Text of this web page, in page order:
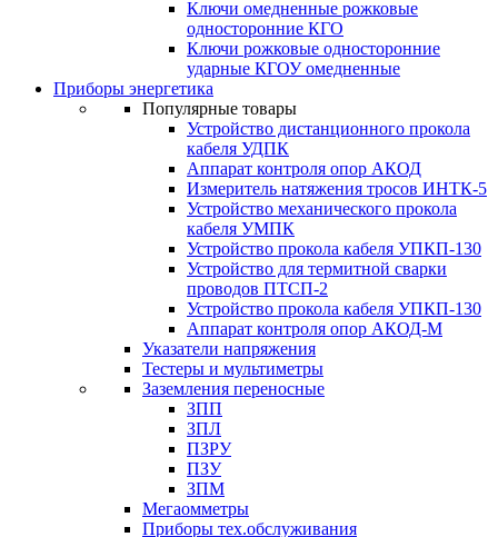
Ключи омедненные рожковые
односторонние КГО
Ключи рожковые односторонние
ударные КГОУ омедненные
Приборы энергетика
Популярные товары
Устройство дистанционного прокола
кабеля УДПК
Аппарат контроля опор АКОД
Измеритель натяжения тросов ИНТК-5
Устройство механического прокола
кабеля УМПК
Устройство прокола кабеля УПКП-130
Устройство для термитной сварки
проводов ПТСП-2
Устройство прокола кабеля УПКП-130
Аппарат контроля опор АКОД-М
Указатели напряжения
Тестеры и мультиметры
Заземления переносные
ЗПП
ЗПЛ
ПЗРУ
ПЗУ
ЗПМ
Мегаомметры
Приборы тех.обслуживания